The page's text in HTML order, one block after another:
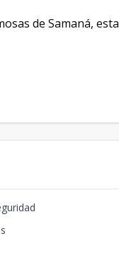
de Samaná, esta